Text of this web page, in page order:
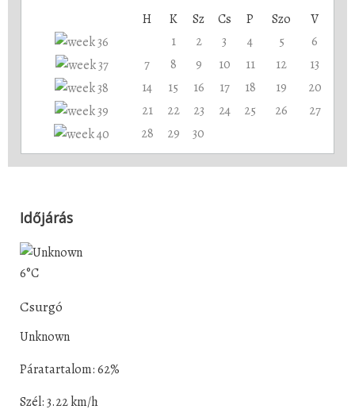
H K Sz Cs P Szo
V
1
2 3 4 5
6
7
8 9 10 11 12
13
14
15 16 17 18 19
20
21
22 23 24 25 26
27
28
29 30
Időjárás
6°C
Csurgó
Unknown
Páratartalom: 62%
Szél: 3.22 km/h